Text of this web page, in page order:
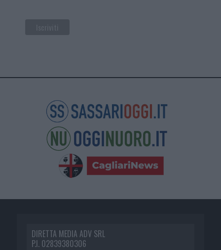
DIRETTA MEDIA ADV SRL
P.I. 02839380306